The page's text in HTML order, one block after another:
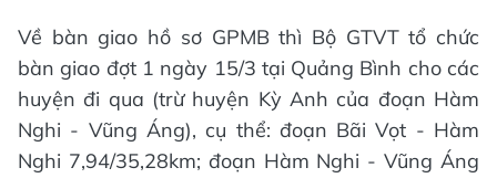
Về bàn giao hồ sơ GPMB thì Bộ GTVT tổ chức
bàn giao đợt 1 ngày 15/3 tại Quảng Bình cho các
huyện đi qua (trừ huyện Kỳ Anh của đoạn Hàm
Nghi - Vũng Áng), cụ thể: đoạn Bãi Vọt - Hàm
Nghi 7,94/35,28km; đoạn Hàm Nghi - Vũng Áng